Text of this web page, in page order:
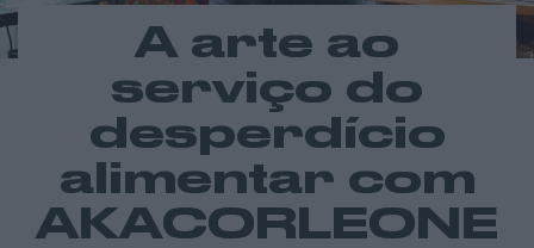
A arte ao
serviço do
desperdício
alimentar com
AKACORLEONE